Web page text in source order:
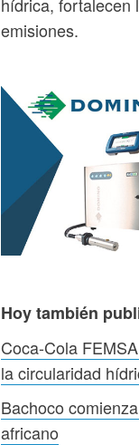
emisiones.
Hoy también
Coca-Cola
la circularidad
Bachoco
africano